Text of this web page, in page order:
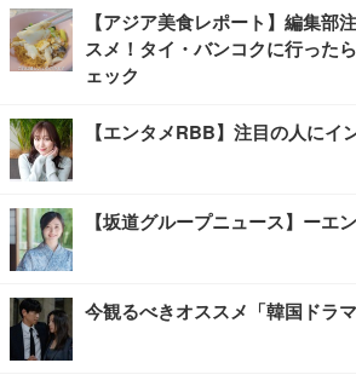
【アジア美食レポート】編集部
スメ！タイ・バンコクに行った
ェック
【エンタメRBB】注目の人にイ
【坂道グループニュース】ーエ
今観るべきオススメ「韓国ドラマ